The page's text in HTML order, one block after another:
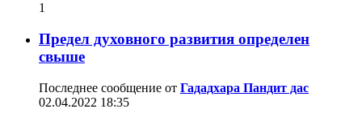
1
Предел духовного развития определен
свыше
Последнее сообщение от Гададхара Пандит дас
02.04.2022 18:35